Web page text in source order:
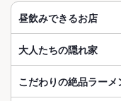
昼飲みできるお店
大人たちの隠れ家
こだわりの絶品ラー